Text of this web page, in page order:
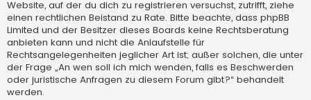
Website, auf der du dich zu registrieren versuchst, zutrifft, ziehe
einen rechtlichen Beistand zu Rate. Bitte beachte, dass phpBB
Limited und der Besitzer dieses Boards keine Rechtsberatung
anbieten kann und nicht die Anlaufstelle für
Rechtsangelegenheiten jeglicher Art ist; außer solchen, die unter
der Frage „An wen soll ich mich wenden, falls es Beschwerden
oder juristische Anfragen zu diesem Forum gibt?“ behandelt
werden.